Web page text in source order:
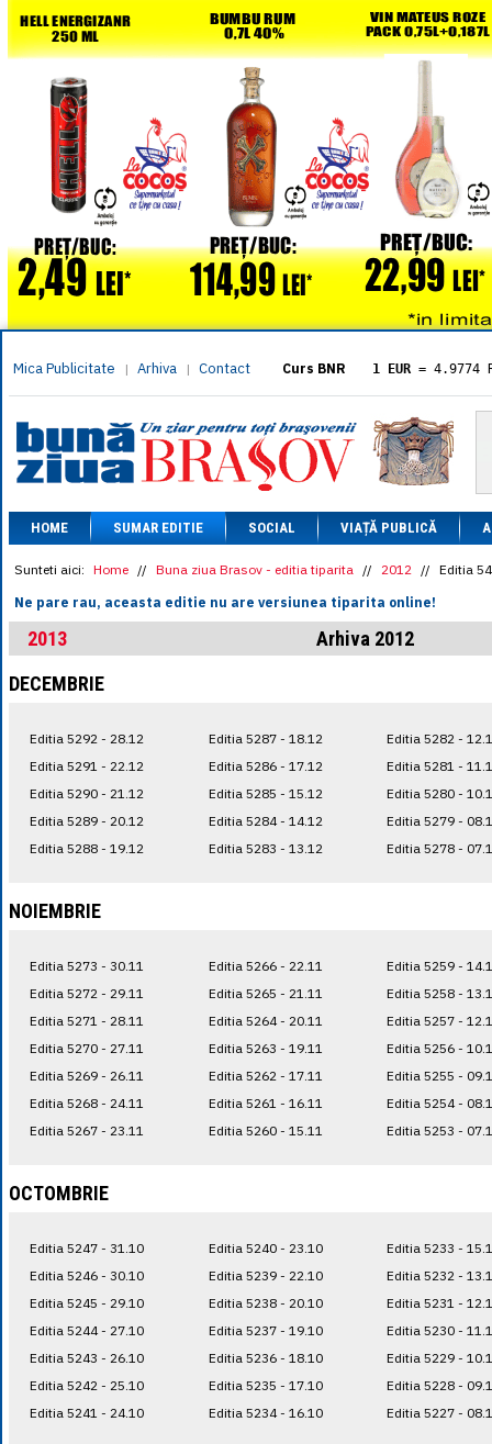
Mica Publicitate | Arhiva | Contact Curs BNR 1 EUR = 4.9774
= 5.8304
1 XAU= 464.4611
1 AED= 1.1933
1 AUD= 2.7957
1 BGN= 2.5449
1 CAD= 3.1559
1 CHF= 5.2813
1 CNY = 0.6015
1 DKK= 0.6668
1 EGP= 0.0860
1 HUF= 1.2223
1 MXN= 0.2227
1 NOK= 0.4191
1 RSD= 0.0425
1 RUB= 0.0530
HOME SUMAR EDITIE SOCIAL VIAȚĂ PUBLICĂ
Sunteti aici: Home // Buna ziua Brasov - editia tiparita // 2012 // Editia
Ne pare rau, aceasta editie nu are versiunea tiparita online!
2013
Arhiva 2012
DECEMBRIE
Editia 5292 - 28.12
Editia 5291 - 22.12
Editia 5290 - 21.12
Editia 5289 - 20.12
Editia 5288 - 19.12
Editia 5287 - 18.12
Editia 5286 - 17.12
Editia 5285 - 15.12
Editia 5284 - 14.12
Editia 5283 - 13.12
Editia 5282 -
Editia 5281 -
Editia 5280 -
Editia 5279 -
Editia 5278 -
NOIEMBRIE
Editia 5273 - 30.11
Editia 5272 - 29.11
Editia 5271 - 28.11
Editia 5270 - 27.11
Editia 5269 - 26.11
Editia 5268 - 24.11
Editia 5267 - 23.11
Editia 5266 - 22.11
Editia 5265 - 21.11
Editia 5264 - 20.11
Editia 5263 - 19.11
Editia 5262 - 17.11
Editia 5261 - 16.11
Editia 5260 - 15.11
Editia 5259 -
Editia 5258 -
Editia 5257 -
Editia 5256 -
Editia 5255 -
Editia 5254 -
Editia 5253 -
OCTOMBRIE
Editia 5247 - 31.10
Editia 5246 - 30.10
Editia 5245 - 29.10
Editia 5244 - 27.10
Editia 5243 - 26.10
Editia 5242 - 25.10
Editia 5241 - 24.10
Editia 5240 - 23.10
Editia 5239 - 22.10
Editia 5238 - 20.10
Editia 5237 - 19.10
Editia 5236 - 18.10
Editia 5235 - 17.10
Editia 5234 - 16.10
Editia 5233 -
Editia 5232 -
Editia 5231 -
Editia 5230 -
Editia 5229 -
Editia 5228 -
Editia 5227 -